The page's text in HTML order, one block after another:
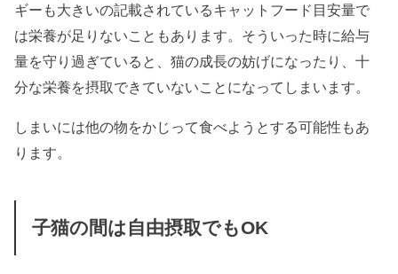
ギーも大きいの記載されているキャットフード目安量で
は栄養が足りないこともあります。そういった時に給与
量を守り過ぎていると、猫の成長の妨げになったり、十
分な栄養を摂取できていないことになってしまいます。
しまいには他の物をかじって食べようとする可能性もあ
ります。
子猫の間は自由摂取でもOK